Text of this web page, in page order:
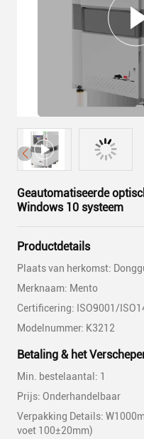
Geautomatiseerde
Windows 10 systeem
Productdetails
Plaats van herkomst:
Merknaam: Mento
Certificering: ISO9001/
Modelnummer: K3212
Betaling & het
Min. bestelaantal: 1
Prijs: Onderhandelbaar
Verpakking Details:
voet 100±20mm)